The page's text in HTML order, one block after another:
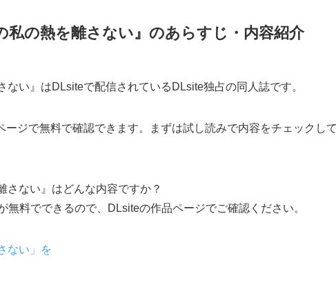
私の熱を離さない』のあらすじ・内容紹介
ない』はDLsiteで配信されているDLsite独占の同人誌です。
ジで無料で確認できます。まずは試し読みで内容をチェックし
さない』はどんな内容ですか？
料でできるので、DLsiteの作品ページでご確認ください。
ない」を